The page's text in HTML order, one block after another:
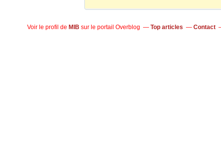
Voir le profil de MIB sur le portail Overblog Top articles Contact